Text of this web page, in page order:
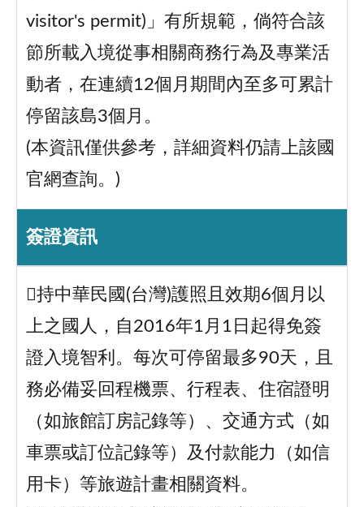
visitor's permit)」有所規範，倘符合該
節所載入境從事相關商務行為及專業活
動者，在連續12個月期間內至多可累計
停留該島3個月。
(本資訊僅供參考，詳細資料仍請上該國
官網查詢。)
簽證資訊
持中華民國(台灣)護照且效期6個月以
上之國人，自2016年1月1日起得免簽
證入境智利。每次可停留最多90天，且
務必備妥回程機票、行程表、住宿證明
（如旅館訂房記錄等）、交通方式（如
車票或訂位記錄等）及付款能力（如信
用卡）等旅遊計畫相關資料。